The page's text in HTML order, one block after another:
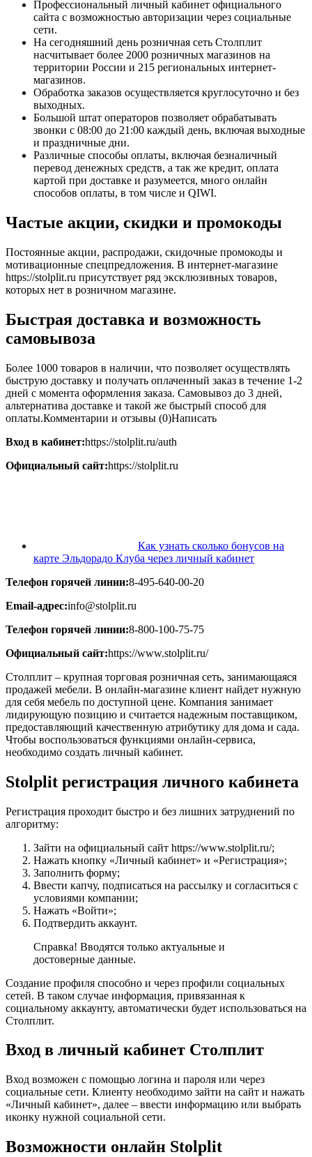
Профессиональный личный кабинет официального
сайта с возможностью авторизации через социальные
сети.
На сегодняшний день розничная сеть Столплит
насчитывает более 2000 розничных магазинов на
территории России и 215 региональных интернет-
магазинов.
Обработка заказов осуществляется круглосуточно и без
выходных.
Большой штат операторов позволяет обрабатывать
звонки с 08:00 до 21:00 каждый день, включая выходные
и праздничные дни.
Различные способы оплаты, включая безналичный
перевод денежных средств, а так же кредит, оплата
картой при доставке и разумеется, много онлайн
способов оплаты, в том числе и QIWI.
Частые акции, скидки и промокоды
Постоянные акции, распродажи, скидочные промокоды и
мотивационные спецпредложения. В интернет-магазине
https://stolplit.ru присутствует ряд эксклюзивных товаров,
которых нет в розничном магазине.
Быстрая доставка и возможность
самовывоза
Более 1000 товаров в наличии, что позволяет осуществлять
быструю доставку и получать оплаченный заказ в течение 1-2
дней с момента оформления заказа. Самовывоз до 3 дней,
альтернатива доставке и такой же быстрый способ для
оплаты.Комментарии и отзывы (0)Написать
Вход в кабинет:https://stolplit.ru/auth
Официальный сайт:https://stolplit.ru
Как узнать сколько бонусов на
карте Эльдорадо Клуба через личный кабинет
Телефон горячей линии:8-495-640-00-20
Email-адрес:info@stolplit.ru
Телефон горячей линии:8-800-100-75-75
Официальный сайт:https://www.stolplit.ru/
Столплит – крупная торговая розничная сеть, занимающаяся
продажей мебели. В онлайн-магазине клиент найдет нужную
для себя мебель по доступной цене. Компания занимает
лидирующую позицию и считается надежным поставщиком,
предоставляющий качественную атрибутику для дома и сада.
Чтобы воспользоваться функциями онлайн-сервиса,
необходимо создать личный кабинет.
Stolplit регистрация личного кабинета
Регистрация проходит быстро и без лишних затруднений по
алгоритму:
Зайти на официальный сайт https://www.stolplit.ru/;
Нажать кнопку «Личный кабинет» и «Регистрация»;
Заполнить форму;
Ввести капчу, подписаться на рассылку и согласиться с
условиями компании;
Нажать «Войти»;
Подтвердить аккаунт.
Справка! Вводятся только актуальные и
достоверные данные.
Создание профиля способно и через профили социальных
сетей. В таком случае информация, привязанная к
социальному аккаунту, автоматически будет использоваться на
Столплит.
Вход в личный кабинет Столплит
Вход возможен с помощью логина и пароля или через
социальные сети. Клиенту необходимо зайти на сайт и нажать
«Личный кабинет», далее – ввести информацию или выбрать
иконку нужной социальной сети.
Возможности онлайн Stolplit